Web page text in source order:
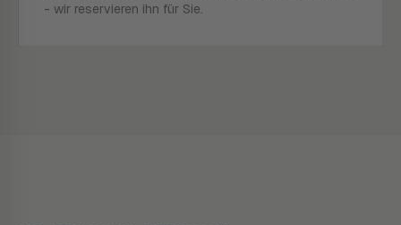
- wir reservieren ihn für Sie.